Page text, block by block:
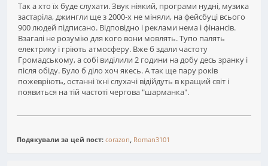
Так а хто їх буде слухати. Звук ніякий, програми нудні, музика
застаріла, джингли ще з 2000-х не міняли, на фейсбуці всього
900 людей підписано. Відповідно і реклами нема і фінансів.
Взагалі не розумію для кого вони мовлять. Тупо палять
електрику і гріють атмосферу. Вже б здали частоту
Громадському, а собі виділили 2 години на добу десь зранку і
після обіду. Було б діло хоч якесь. А так ще пару років
пожевріють, останні їхні слухачі відійдуть в кращий світ і
появиться на тій частоті чергова "шарманка".
Подякували за цей пост: corazon Roman3101